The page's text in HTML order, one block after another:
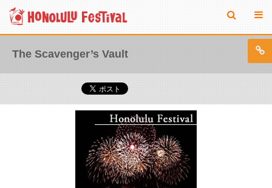
The Scavenger’s Vault